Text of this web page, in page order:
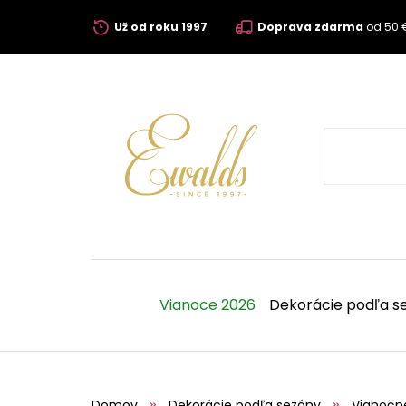
Už od roku 1997 Doprava zdarmaod 50
Vianoce 2026 Dekorácie podľa